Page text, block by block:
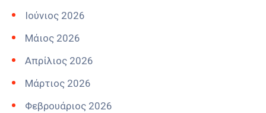
Ιούνιος 2026
Μάιος 2026
Απρίλιος 2026
Μάρτιος 2026
Φεβρουάριος 2026